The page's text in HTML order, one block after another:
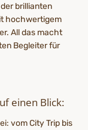
brillianten
hochwertigem
All das macht
Begleiter für
einen Blick:
vom City Trip bis